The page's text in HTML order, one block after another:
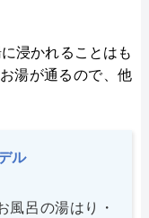
浸かれることはも
湯が通るので、他
ル
風呂の湯はり・